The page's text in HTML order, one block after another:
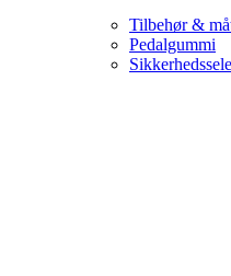
Tilbehør &
Pedalgummi